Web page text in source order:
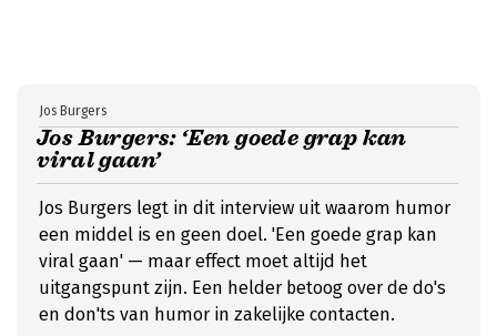
Jos Burgers: ‘Een goede grap kan
viral gaan’
Jos Burgers
Jos Burgers legt in dit interview uit waarom humor
een middel is en geen doel. 'Een goede grap kan
viral gaan' — maar effect moet altijd het
uitgangspunt zijn. Een helder betoog over de do's
en don'ts van humor in zakelijke contacten.